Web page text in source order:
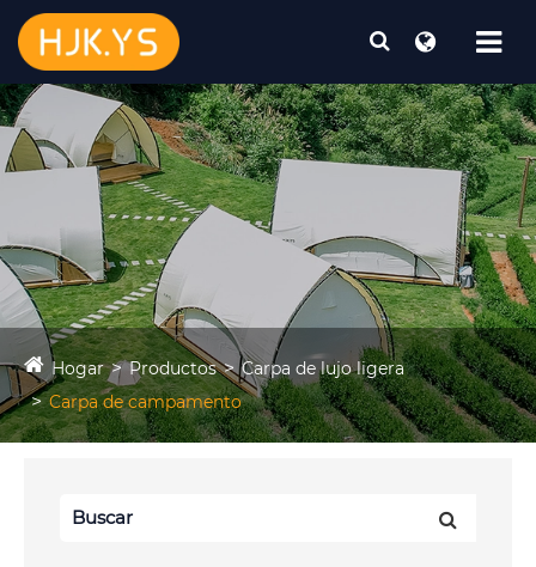
Hogar Productos
Carpa de lujo ligera
Carpa de campamento